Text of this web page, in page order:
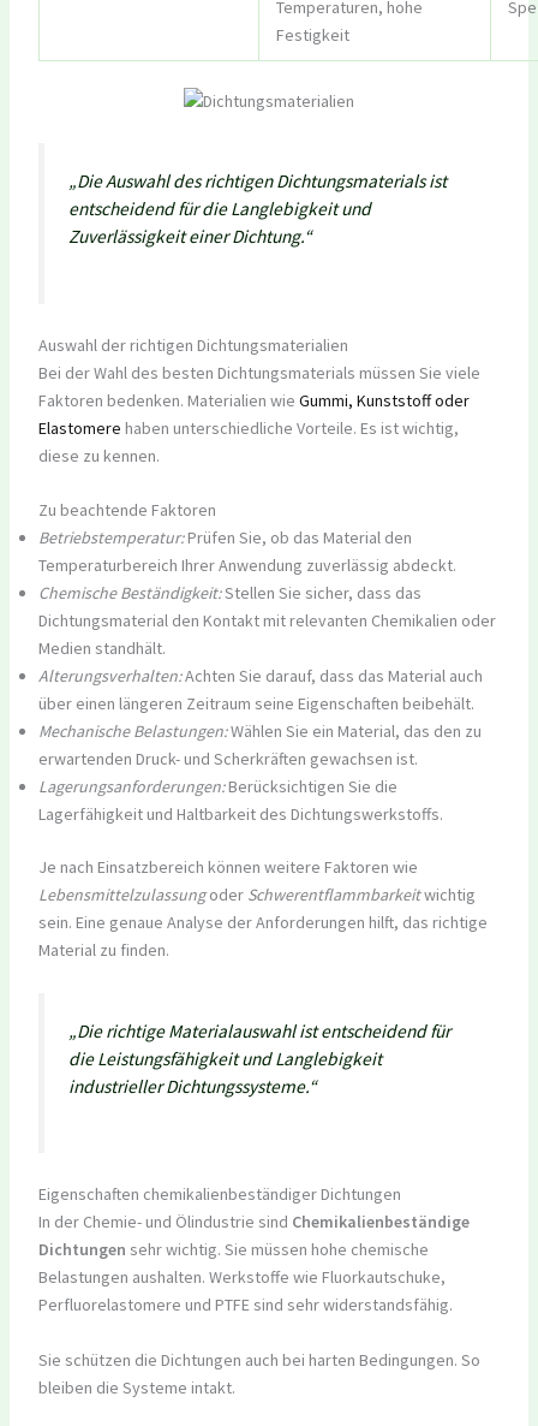
Temperaturen, hohe
Festigkeit
„Die Auswahl des richtigen Dichtungsmaterials ist
entscheidend für die Langlebigkeit und
Zuverlässigkeit einer Dichtung.“
Auswahl der richtigen Dichtungsmaterialien
Bei der Wahl des besten Dichtungsmaterials müssen Sie viele
Faktoren bedenken. Materialien wie Gummi, Kunststoff oder
Elastomere haben unterschiedliche Vorteile. Es ist wichtig,
diese zu kennen.
Zu beachtende Faktoren
Betriebstemperatur:Prüfen Sie, ob das Material den
Temperaturbereich Ihrer Anwendung zuverlässig abdeckt.
Chemische Beständigkeit:Stellen Sie sicher, dass das
Dichtungsmaterial den Kontakt mit relevanten Chemikalien oder
Medien standhält.
Alterungsverhalten:Achten Sie darauf, dass das Material auch
über einen längeren Zeitraum seine Eigenschaften beibehält.
Mechanische Belastungen:Wählen Sie ein Material, das den zu
erwartenden Druck- und Scherkräften gewachsen ist.
Lagerungsanforderungen:Berücksichtigen Sie die
Lagerfähigkeit und Haltbarkeit des Dichtungswerkstoffs.
Je nach Einsatzbereich können weitere Faktoren wie
Lebensmittelzulassungoder Schwerentflammbarkeitwichtig
sein. Eine genaue Analyse der Anforderungen hilft, das richtige
Material zu finden.
„Die richtige Materialauswahl ist entscheidend für
die Leistungsfähigkeit und Langlebigkeit
industrieller Dichtungssysteme.“
Eigenschaften chemikalienbeständiger Dichtungen
In der Chemie- und Ölindustrie sind Chemikalienbeständige
Dichtungen sehr wichtig. Sie müssen hohe chemische
Belastungen aushalten. Werkstoffe wie Fluorkautschuke,
Perfluorelastomere und PTFE sind sehr widerstandsfähig.
Sie schützen die Dichtungen auch bei harten Bedingungen. So
bleiben die Systeme intakt.